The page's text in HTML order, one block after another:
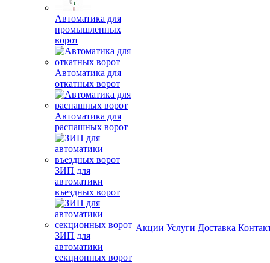
Автоматика для
промышленных
ворот
Автоматика для
откатных ворот
Автоматика для
распашных ворот
ЗИП для
автоматики
въездных ворот
ЗИП для
автоматики
секционных ворот
Акции Услуги Доставка